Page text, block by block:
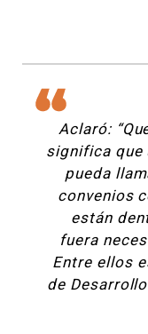
Aclaró:
significa que
pueda
convenios
están
fuera
Entre ellos
de